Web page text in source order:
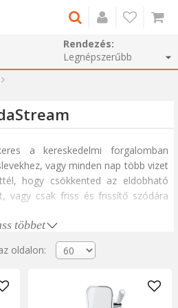
Rendezés:
a kereskedelmi forgalomban
vagy minden nap több vizet
hogy csökkented az eldobható
vagy csak friss és frissítő szódára
szódává varázsolja egy
otthon friss szódát és szénsavas
amennyire csak szeretné.
vagy válasszon a
SodaStream szirupok kínálatából
többet
oldalon: